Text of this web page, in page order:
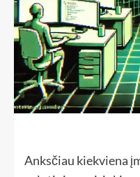
Anksčiau kiekviena